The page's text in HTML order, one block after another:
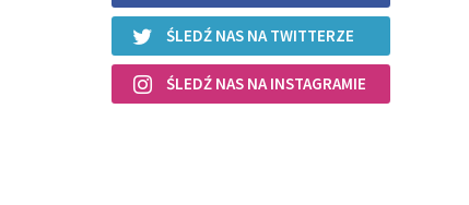
ŚLEDŹ NAS NA TWITTERZE
ŚLEDŹ NAS NA INSTAGRAMIE